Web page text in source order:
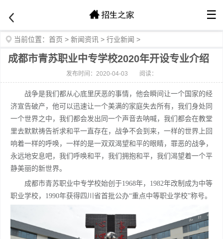
☰
当前位置： 首页 > 新闻资讯 > 行业新闻 >
成都市青苏职业中专学校2020年开设专业介绍
发布时间：2020-04-03 阅读：
战争是我们都从心底里厌恶的事情，他会瞬间让一个国家的经
济宣告破产，他可以迅速让一个美满的家庭失去所有，我们身处同
一个世界之中，我们都会发出同一个声音去呐喊，我们都会在教堂
里去默默祷告祈求和平一直存在，战争不会到来，一样的世界上回
响着一样的呼唤，一样的是一双双渴望和平的眼睛，罪恶的战争，
永远地安息吧，我们呼唤和平，我们拥抱和平，我们渴望着一个平
静美丽的新世界。
成都市青苏职业中专学校始创于1968年，1982年改制成为中等
职业学校，1990年获得四川省首批公办“重点中等职业学校”称号。